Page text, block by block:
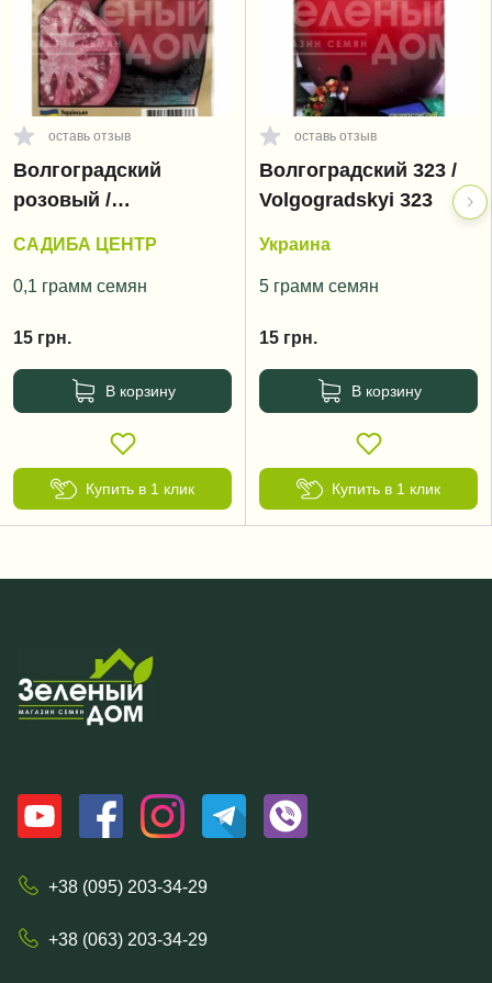
оставь отзыв
Волгоградский
розовый /
САДИБА ЦЕНТР
0,1 грамм семян
15 грн.
В корзину
Купить в 1 клик
оставь отзыв
Волгоградский 323 /
Volgogradskyi 323
Украина
5 грамм семян
15 грн.
В корзину
Купить в 1 клик
+38 (095) 203-34-29
+38 (063) 203-34-29